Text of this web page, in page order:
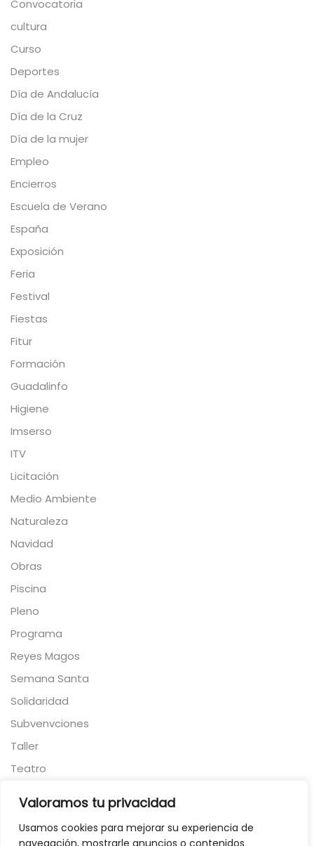
Valoramos tu privacidad
Usamos cookies para mejorar su experiencia de
navegación, mostrarle anuncios o contenidos
Convocatoria
cultura
Curso
Deportes
Día de Andalucía
Día de la Cruz
Día de la mujer
Empleo
Encierros
Escuela de Verano
España
Exposición
Feria
Festival
Fiestas
Fitur
Formación
Guadalinfo
Higiene
Imserso
ITV
Licitación
Medio Ambiente
Naturaleza
Navidad
Obras
Piscina
Pleno
Programa
Reyes Magos
Semana Santa
Solidaridad
Subvenvciones
Taller
Teatro
Viajes